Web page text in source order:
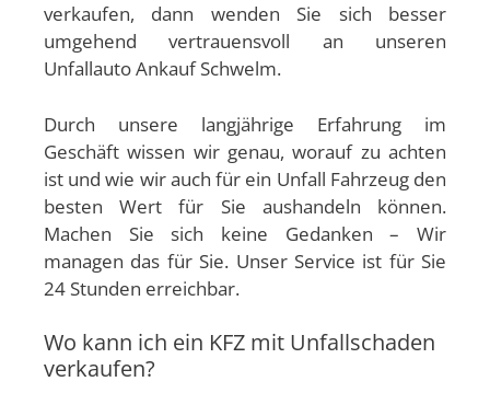
verkaufen, dann wenden Sie sich besser
umgehend vertrauensvoll an unseren
Unfallauto Ankauf Schwelm.
Durch unsere langjährige Erfahrung im
Geschäft wissen wir genau, worauf zu achten
ist und wie wir auch für ein Unfall Fahrzeug den
besten Wert für Sie aushandeln können.
Machen Sie sich keine Gedanken – Wir
managen das für Sie. Unser Service ist für Sie
24 Stunden erreichbar.
Wo kann ich ein KFZ mit Unfallschaden
verkaufen?